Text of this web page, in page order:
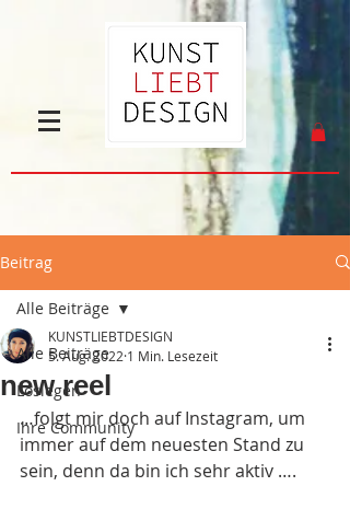
Beitrag
Alle Beiträge
Loslegen
Ihre Community
Alle Beiträge
new reel
KUNSTLIEBTDESIGN
5. Aug. 2022 1 Min. Lesezeit
…folgt mir doch auf Instagram, um
immer auf dem neuesten Stand zu
sein, denn da bin ich sehr aktiv ….